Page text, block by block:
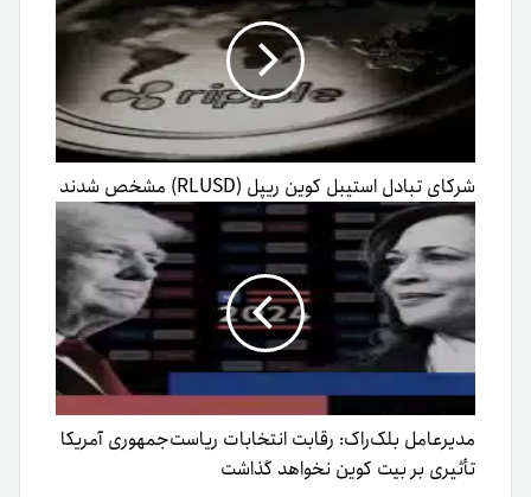
شرکای تبادل استیبل کوین ریپل (RLUSD) مشخص شدند
مدیرعامل بلک‌راک: رقابت انتخابات ریاست‌جمهوری آمریکا
تأثیری بر بیت کوین نخواهد گذاشت